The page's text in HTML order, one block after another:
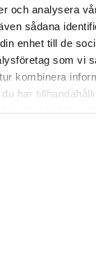
och analysera
sådana
enhet till de
som vi
kombinera
har
använt deras